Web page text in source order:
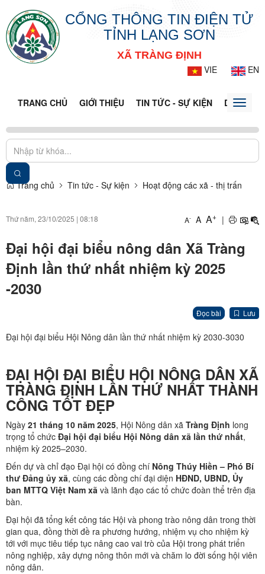
CỔNG THÔNG TIN ĐIỆN TỬ
TỈNH LẠNG SƠN
XÃ TRÀNG ĐỊNH
VIE
EN
TRANG CHỦ GIỚI THIỆU TIN TỨC - SỰ KIỆN DỊCH VỤ
Toggle
Trang chủ Tin tức - Sự kiện Hoạt động các xã - thị trấn
Thứ năm, 23/10/2025 | 08:18 A- A A+ |
Đại hội đại biểu nông dân Xã Tràng
Định lần thứ nhất nhiệm kỳ 2025
-2030
Đọc bài Lưu
Đại hội đại biểu Hội Nông dân lần thứ nhất nhiệm kỳ 2030-3030
ĐẠI HỘI ĐẠI BIỂU HỘI NÔNG DÂN XÃ
TRÀNG ĐỊNH LẦN THỨ NHẤT THÀNH
CÔNG TỐT ĐẸP
Ngày 21 tháng 10 năm 2025, Hội Nông dân xã Tràng Định long
trọng tổ chức Đại hội đại biểu Hội Nông dân xã lần thứ nhất,
nhiệm kỳ 2025–2030.
Đến dự và chỉ đạo Đại hội có đồng chí Nông Thúy Hiền – Phó Bí
thư Đảng ủy xã, cùng các đồng chí đại diện HĐND, UBND, Ủy
ban MTTQ Việt Nam xã và lãnh đạo các tổ chức đoàn thể trên địa
bàn.
Đại hội đã tổng kết công tác Hội và phong trào nông dân trong thời
gian qua, đồng thời đề ra phương hướng, nhiệm vụ cho nhiệm kỳ
tới với mục tiêu tiếp tục nâng cao vai trò của Hội trong phát triển
nông nghiệp, xây dựng nông thôn mới và chăm lo đời sống hội viên
nông dân.